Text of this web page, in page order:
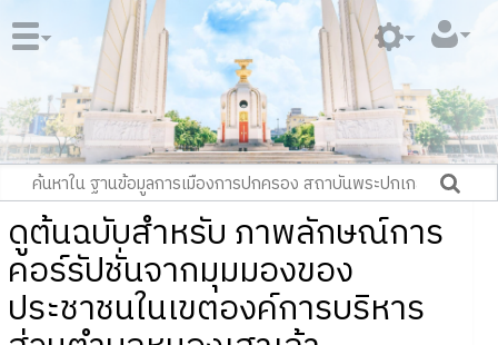
ดูต้นฉบับสำหรับ ภาพลักษณ์การ
คอร์รัปชั่นจากมุมมองของ
ประชาชนในเขตองค์การบริหาร